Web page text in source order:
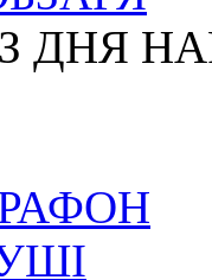
З ДНЯ